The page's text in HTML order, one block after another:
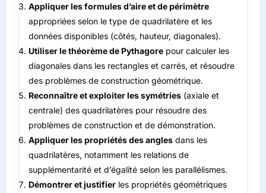
Appliquer les formules d’aire et de périmètre
appropriées selon le type de quadrilatère et les
données disponibles (côtés, hauteur, diagonales).
Utiliser le théorème de Pythagore pour calculer les
diagonales dans les rectangles et carrés, et résoudre
des problèmes de construction géométrique.
Reconnaître et exploiter les symétries (axiale et
centrale) des quadrilatères pour résoudre des
problèmes de construction et de démonstration.
Appliquer les propriétés des angles dans les
quadrilatères, notamment les relations de
supplémentarité et d’égalité selon les parallélismes.
Démontrer et justifier les propriétés géométriques